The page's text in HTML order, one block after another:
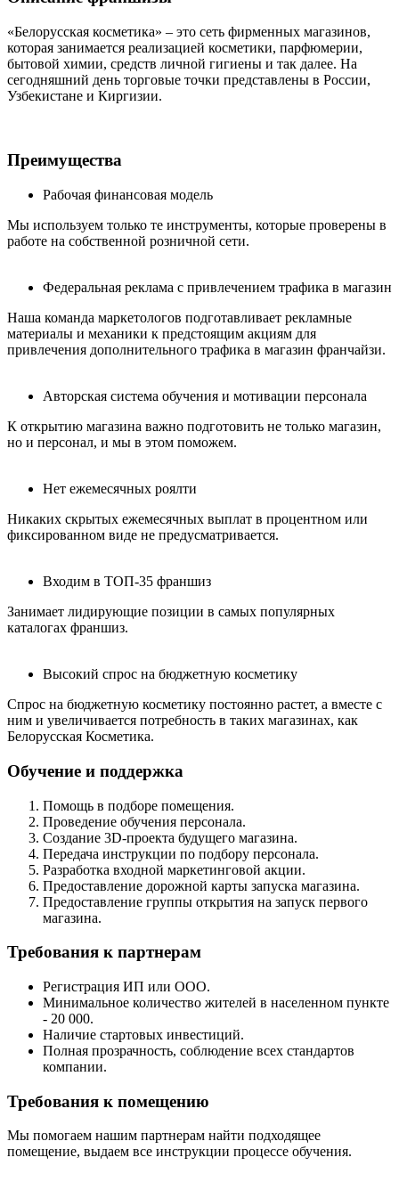
«Белорусская косметика» – это сеть фирменных магазинов,
которая занимается реализацией косметики, парфюмерии,
бытовой химии, средств личной гигиены и так далее. На
сегодняшний день торговые точки представлены в России,
Узбекистане и Киргизии.
Преимущества
Рабочая финансовая модель
Мы используем только те инструменты, которые проверены в
работе на собственной розничной сети.
Федеральная реклама с привлечением трафика в магазин
Наша команда маркетологов подготавливает рекламные
материалы и механики к предстоящим акциям для
привлечения дополнительного трафика в магазин франчайзи.
Авторская система обучения и мотивации персонала
К открытию магазина важно подготовить не только магазин,
но и персонал, и мы в этом поможем.
Нет ежемесячных роялти
Никаких скрытых ежемесячных выплат в процентном или
фиксированном виде не предусматривается.
Входим в ТОП-35 франшиз
Занимает лидирующие позиции в самых популярных
каталогах франшиз.
Высокий спрос на бюджетную косметику
Спрос на бюджетную косметику постоянно растет, а вместе с
ним и увеличивается потребность в таких магазинах, как
Белорусская Косметика.
Обучение и поддержка
Помощь в подборе помещения.
Проведение обучения персонала.
Создание 3D-проекта будущего магазина.
Передача инструкции по подбору персонала.
Разработка входной маркетинговой акции.
Предоставление дорожной карты запуска магазина.
Предоставление группы открытия на запуск первого
магазина.
Требования к партнерам
Регистрация ИП или ООО.
Минимальное количество жителей в населенном пункте
- 20 000.
Наличие стартовых инвестиций.
Полная прозрачность, соблюдение всех стандартов
компании.
Требования к помещению
Мы помогаем нашим партнерам найти подходящее
помещение, выдаем все инструкции процессе обучения.